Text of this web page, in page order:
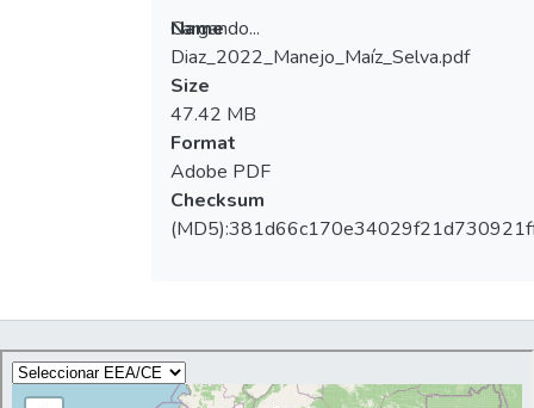
métodos y procedimientos para el manejo
agronómico de este importante cultivo.
Cargando...
Cargando...
Name
Diaz_2022_Manejo_Maíz_Selva.pdf
Size
47.42 MB
Format
Adobe PDF
Checksum